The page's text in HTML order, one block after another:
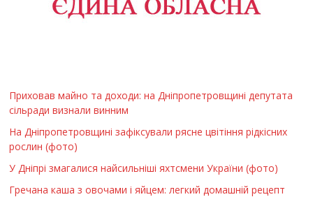
Приховав майно та доходи: на Дніпропетровщині депутата
сільради визнали винним
На Дніпропетровщині зафіксували рясне цвітіння рідкісних
рослин (фото)
У Дніпрі змагалися найсильніші яхтсмени України (фото)
Гречана каша з овочами і яйцем: легкий домашній рецепт